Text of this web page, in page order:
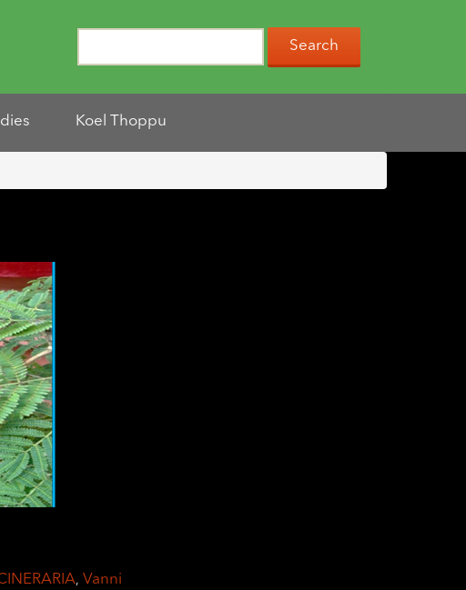
Koel Thoppu
, Vanni